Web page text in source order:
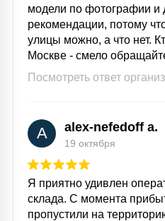
модели по фотографии и
рекомендации, потому
улицы можно, а что нет.
Москве - смело
Посмотреть ответ
A alex-nefedoff a.
19 октября
Я приятно удивлен
склада. С момента
пропустили на